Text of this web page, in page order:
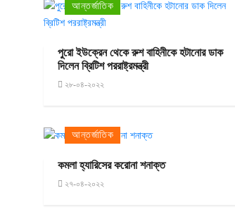
আন্তর্জাতিক
পুরো ইউক্রেন থেকে রুশ বাহিনীকে হটানোর ডাক
দিলেন ব্রিটিশ পররাষ্ট্রমন্ত্রী
২৮-০৪-২০২২
আন্তর্জাতিক
কমলা হ্যারিসের করোনা শনাক্ত
২৭-০৪-২০২২